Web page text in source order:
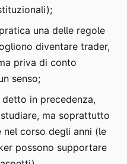
una delle regole
diventare trader,
priva di conto
senso;
detto in precedenza,
ma soprattutto
nel corso degli anni (le
possono supportare